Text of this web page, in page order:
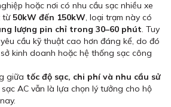
hoặc nơi có nhu cầu sạc nhiều xe
từ 50kW đến 150kW, loại trạm này có
lượng pin chỉ trong 30–60 phút. Tuy
cầu kỹ thuật cao hơn đáng kể, do đó
kinh doanh hoặc hệ thống sạc công
giữa tốc độ sạc, chi phí và nhu cầu sử
AC vẫn là lựa chọn lý tưởng cho hộ